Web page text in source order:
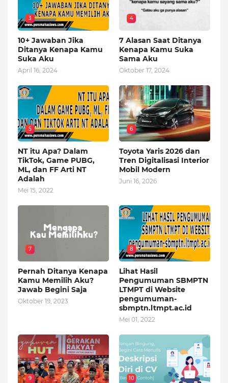
3
10+ Jawaban Jika
Ditanya Kenapa Kamu
Suka Aku
April 16, 2024
4
7 Alasan Saat Ditanya
Kenapa Kamu Suka
Sama Aku
Oktober 17, 2024
5
NT itu Apa? Dalam
TikTok, Game PUBG,
ML, dan FF Arti NT
Adalah
Mei 15, 2022
6
Toyota Yaris 2026 dan
Tren Digitalisasi Interior
Mobil Modern
Juni 16, 2026
7
Pernah Ditanya Kenapa
Kamu Memilih Aku?
Jawab Begini Saja
Oktober 19, 2023
8
Lihat Hasil
Pengumuman SBMPTN
LTMPT di Website
pengumuman-
sbmptn.ltmpt.ac.id
Mei 01, 2022
9 10